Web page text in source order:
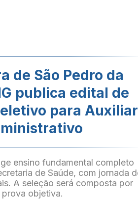
de São Pedro da
publica edital de
para Auxiliar
ensino fundamental completo
de Saúde, com jornada
A seleção será composta por
prova objetiva.